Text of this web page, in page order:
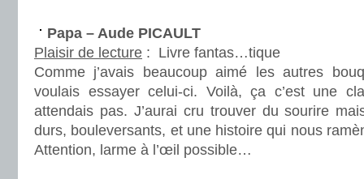
Papa – Aude PICAULT
Plaisir de lecture : Livre fantas…tique
Comme j’avais beaucoup aimé les autres
voulais essayer celui-ci. Voilà, ça c’est une
attendais pas. J’aurai cru trouver du sourire
durs, bouleversants, et une histoire qui nous
Attention, larme à l’œil possible…